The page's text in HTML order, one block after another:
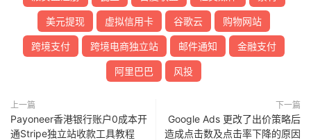
美元提现 虚拟信用卡 谷歌云 购物网站
跨境支付 跨境电商独立站 邮件通知 金融支付
阿里巴巴 风投
上一篇
Payoneer香港银行账户0成本开
通Stripe独立站收款工具教程
下一篇
Google Ads 更改了出价策略后
造成点击数及点击率下降的原因